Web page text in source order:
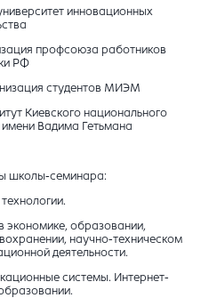
инновационных
профсоюза работников
РФ
студентов МИЭМ
Киевского национального
Вадима Гетьмана
школы-семинара:
экономике, образовании,
научно-техническом
деятельности.
системы. Интернет-